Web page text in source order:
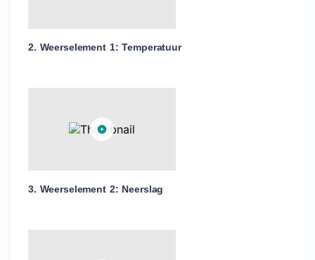
2. Weerselement 1: Temperatuur
3. Weerselement 2: Neerslag